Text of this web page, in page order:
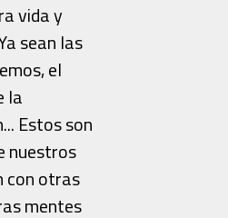
vida y
sean las
el
la
Estos son
nuestros
con otras
mentes